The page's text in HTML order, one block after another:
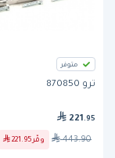
متوفر
ترو 870850
221 .95
443.90 وفّر 221.95